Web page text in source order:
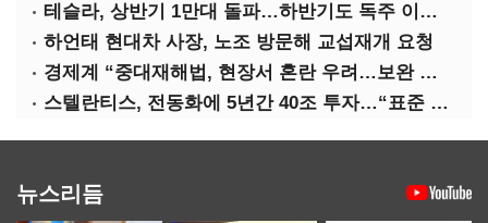
테슬라, 상반기 1만대 돌파…하반기도 독주 이어질까
하언태 현대차 사장, 노조 방문해 교섭재개 요청
경제계 “중대재해법, 현장서 혼란 우려…보완 필요”
스텔란티스, 전동화에 5년간 40조 투자…“표준 제시”
뉴스리듬